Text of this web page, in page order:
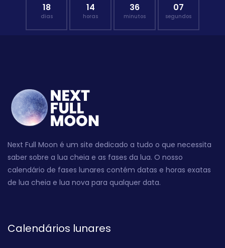
18
dias
14
horas
36
minutos
06
segundos
Next Full Moon é um site dedicado a tudo o que necessita
saber sobre a lua cheia e as fases da lua. O nosso
calendário de fases lunares contém datas e horas exatas
de lua cheia e lua nova para qualquer data.
Calendários lunares